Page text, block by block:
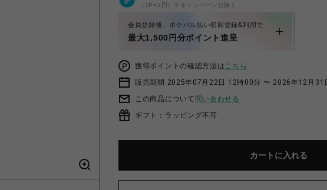
（1P=1円）※キャンペーン分除く
会員登録後、ポケパル払い初回登録&利用で
最大1,500円分ポイント進呈
獲得ポイントの確認方法はこちら
販売期間 2025年07月22日 12時00分 〜 2026年12月31
この商品について 問い合わせる
ギフト：ラッピング不可
カートに入れる